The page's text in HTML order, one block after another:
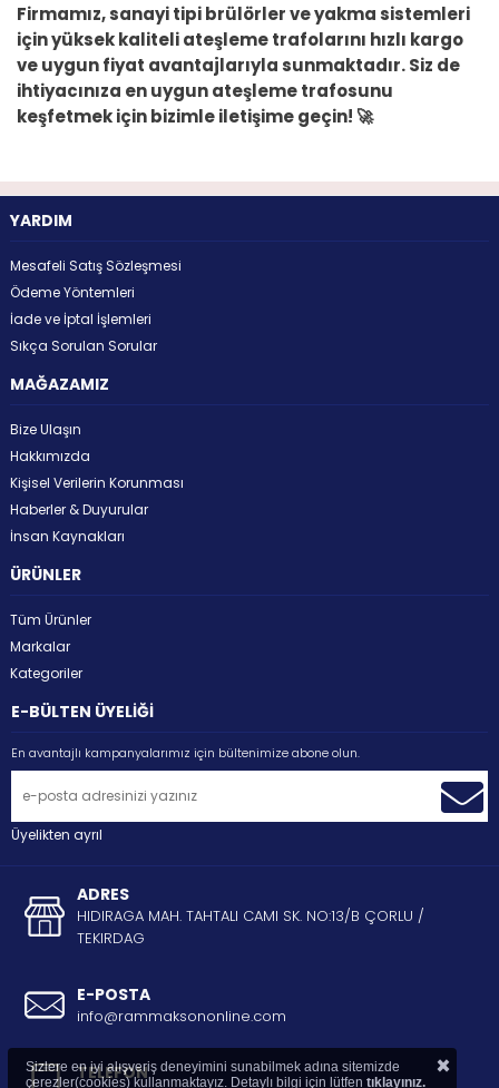
Firmamız, sanayi tipi brülörler ve yakma sistemleri
için yüksek kaliteli ateşleme trafolarını hızlı kargo
ve uygun fiyat avantajlarıyla sunmaktadır. Siz de
ihtiyacınıza en uygun ateşleme trafosunu
keşfetmek için bizimle iletişime geçin! 🚀
YARDIM
Mesafeli Satış Sözleşmesi
Ödeme Yöntemleri
İade ve İptal İşlemleri
Sıkça Sorulan Sorular
MAĞAZAMIZ
Bize Ulaşın
Hakkımızda
Kişisel Verilerin Korunması
Haberler & Duyurular
İnsan Kaynakları
ÜRÜNLER
Tüm Ürünler
Markalar
Kategoriler
E-BÜLTEN ÜYELİĞİ
En avantajlı kampanyalarımız için bültenimize abone olun.
Üyelikten ayrıl
ADRES
HIDIRAGA MAH. TAHTALI CAMI SK. NO:13/B ÇORLU /
TEKIRDAG
E-POSTA
info@rammaksononline.com
TELEFON
Sizlere en iyi alışveriş deneyimini sunabilmek adına sitemizde
çerezler(cookies) kullanmaktayız. Detaylı bilgi için lütfen tıklayınız. ×